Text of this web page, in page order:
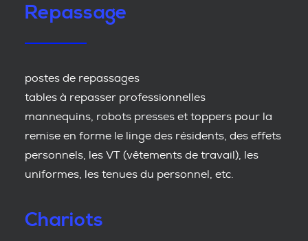
Repassage
postes de repassages
tables à repasser professionnelles
mannequins, robots presses et toppers pour la
remise en forme le linge des résidents, des effets
personnels, les VT (vêtements de travail), les
uniformes, les tenues du personnel, etc.
Chariots